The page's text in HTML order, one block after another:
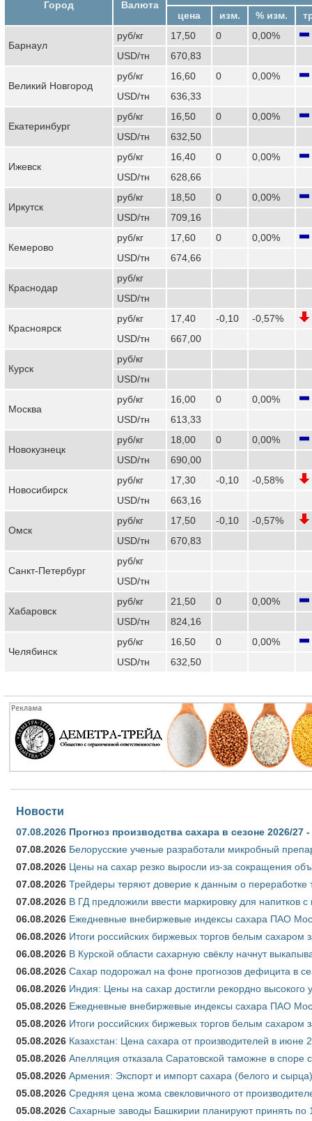
Город Валюта
цена
изм. % изм.
Барнаул
руб/кг 17,50 0
0,00%
USD/тн
670,83
Великий Новгород
руб/кг 16,60 0
0,00%
USD/тн
636,33
Екатеринбург
руб/кг 16,50 0
0,00%
USD/тн
632,50
Ижевск
руб/кг 16,40 0
0,00%
USD/тн
628,66
Иркутск
руб/кг 18,50 0
0,00%
USD/тн
709,16
Кемерово
руб/кг 17,60 0
0,00%
USD/тн
674,66
Краснодар
руб/кг
USD/тн
Красноярск
руб/кг 17,40 -0,10
-0,57%
USD/тн
667,00
Курск
руб/кг
USD/тн
Москва
руб/кг 16,00 0
0,00%
USD/тн
613,33
Новокузнецк
руб/кг 18,00 0
0,00%
USD/тн
690,00
Новосибирск
руб/кг 17,30 -0,10
-0,58%
USD/тн
663,16
Омск
руб/кг 17,50 -0,10
-0,57%
USD/тн
670,83
Санкт-Петербург
руб/кг
USD/тн
Хабаровск
руб/кг 21,50 0
0,00%
USD/тн
824,16
Челябинск
руб/кг 16,50 0
0,00%
USD/тн
632,50
Новости
07.08.2026 Прогноз производства сахара в сезоне 2026/
07.08.2026 Белорусские ученые разработали микробный
07.08.2026 Цены на сахар резко выросли из-за сокращения
07.08.2026 Трейдеры теряют доверие к данным о переработке
07.08.2026 В ГД предложили ввести маркировку для напитков
06.08.2026 Ежедневные внебиржевые индексы сахара ПАО
06.08.2026 Итоги российских биржевых торгов белым сахаром
06.08.2026 В Курской области сахарную свёклу начнут
06.08.2026 Сахар подорожал на фоне прогнозов дефицита в
06.08.2026 Индия: Цены на сахар достигли рекордно высокого
05.08.2026 Ежедневные внебиржевые индексы сахара ПАО
05.08.2026 Итоги российских биржевых торгов белым сахаром
05.08.2026 Казахстан: Цена сахара от производителей в июне
05.08.2026 Апелляция отказала Саратовской таможне в
05.08.2026 Армения: Экспорт и импорт сахара (белого и
05.08.2026 Средняя цена жома свекловичного от
05.08.2026 Сахарные заводы Башкирии планируют принять по